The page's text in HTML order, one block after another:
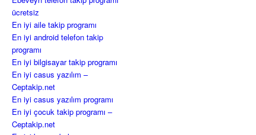
ücretsiz
En iyi aile takip programı
En iyi android telefon takip
programı
En iyi bilgisayar takip programı
En iyi casus yazılım –
Ceptakip.net
En iyi casus yazılım programı
En iyi çocuk takip programı –
Ceptakip.net